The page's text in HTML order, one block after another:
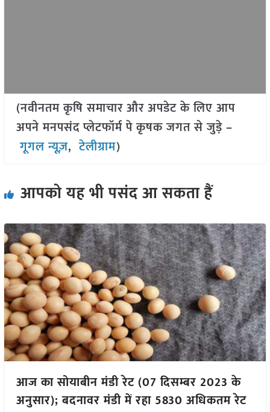
(नवीनतम कृषि समाचार और अपडेट के लिए आप
अपने मनपसंद प्लेटफॉर्म पे कृषक जगत से जुड़े –
गूगल न्यूज़,टेलीग्राम)
आपको यह भी पसंद आ सकता हैं
आज का सोयाबीन मंडी रेट (07 दिसम्बर 2023 के
अनुसार); बदनावर मंडी में रहा 5830 अधिकतम रेट